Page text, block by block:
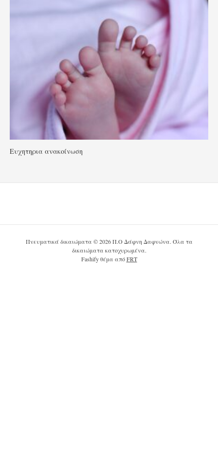
Ευχητηρια ανακοίνωση
Πνευματικά δικαιώματα © 2026 Π.Ο Δάφνη Δαφνώνα. Όλα τα
δικαιώματα κατοχυρωμένα.
Fashify θέμα απόFRT